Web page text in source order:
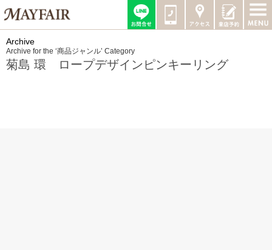
Archive
Archive for the ‘商品ジャンル’ Category
菊島 環 ロープデザインピンキーリング